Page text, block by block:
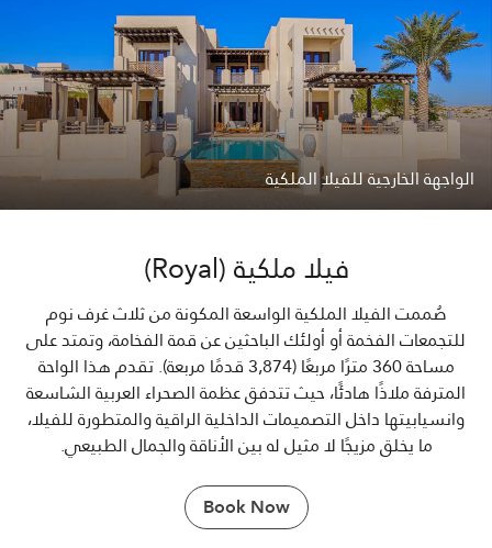
الواجهة الخارجية للفيلا الملكية
فيلا ملكية (Royal)
صُممت الفيلا الملكية الواسعة المكونة من ثلاث غرف نوم
للتجمعات الفخمة أو أولئك الباحثين عن قمة الفخامة، وتمتد على
مساحة 360 مترًا مربعًا (3,874 قدمًا مربعة). تقدم هذا الواحة
المترفة ملاذًا هادئًا، حيث تتدفق عظمة الصحراء العربية الشاسعة
وانسيابيتها داخل التصميمات الداخلية الراقية والمتطورة للفيلا،
ما يخلق مزيجًا لا مثيل له بين الأناقة والجمال الطبيعي.
Book Now